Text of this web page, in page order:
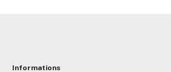
Informations